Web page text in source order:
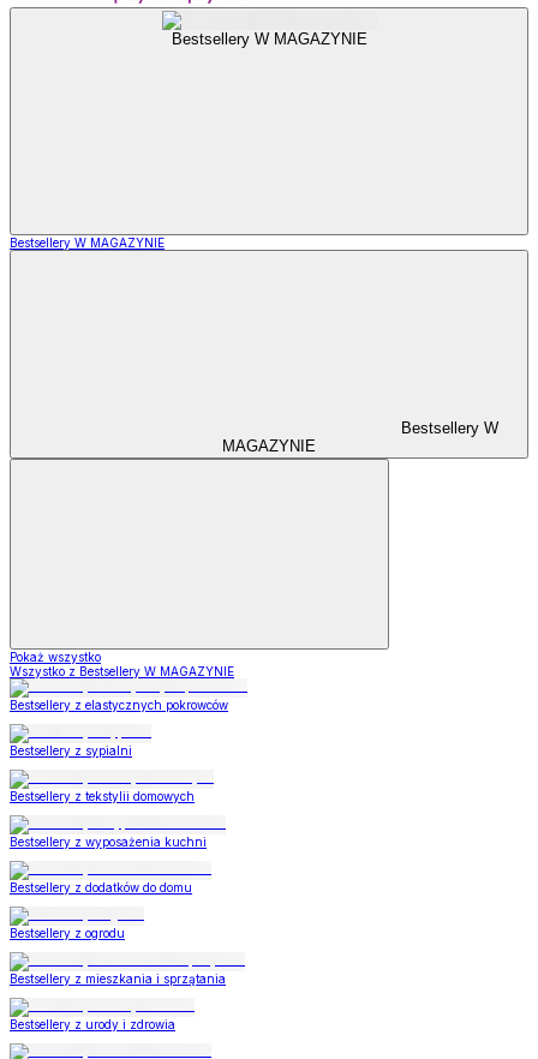
Bestsellery W MAGAZYNIE
Bestsellery W MAGAZYNIE
Bestsellery W
MAGAZYNIE
Pokaż wszystko
Wszystko z Bestsellery W MAGAZYNIE
Bestsellery z elastycznych pokrowców
Bestsellery z sypialni
Bestsellery z tekstylii domowych
Bestsellery z wyposażenia kuchni
Bestsellery z dodatków do domu
Bestsellery z ogrodu
Bestsellery z mieszkania i sprzątania
Bestsellery z urody i zdrowia